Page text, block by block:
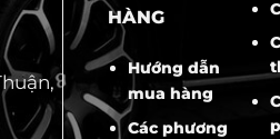
HÀNG
Hướng dẫn
mua hàng
Các phương